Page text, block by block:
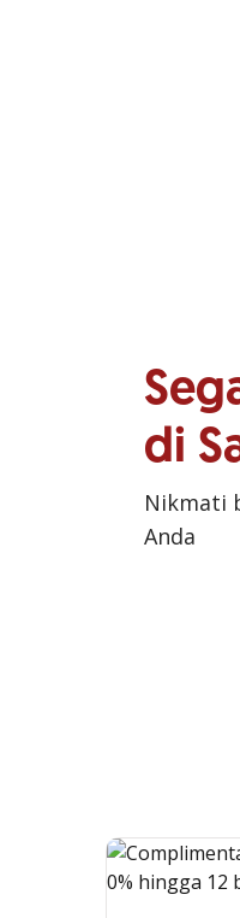
di
Nikmati
Anda